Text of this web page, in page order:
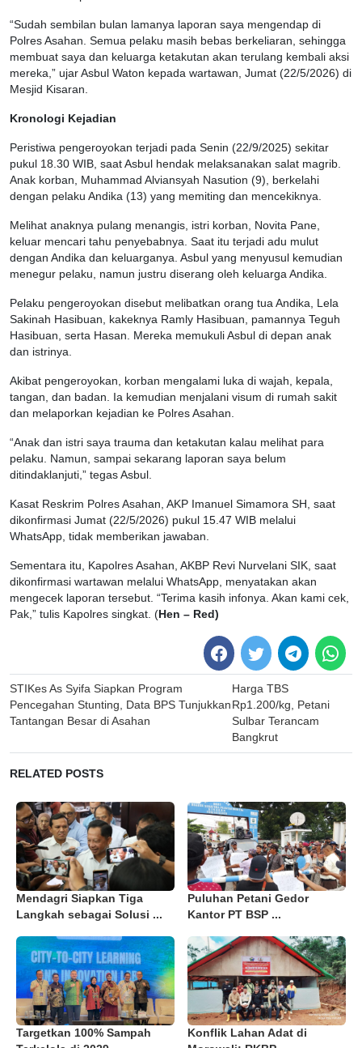
“Sudah sembilan bulan lamanya laporan saya mengendap di
Polres Asahan. Semua pelaku masih bebas berkeliaran, sehingga
membuat saya dan keluarga ketakutan akan terulang kembali aksi
mereka,” ujar Asbul Waton kepada wartawan, Jumat (22/5/2026) di
Mesjid Kisaran.
Kronologi Kejadian
Peristiwa pengeroyokan terjadi pada Senin (22/9/2025) sekitar
pukul 18.30 WIB, saat Asbul hendak melaksanakan salat magrib.
Anak korban, Muhammad Alviansyah Nasution (9), berkelahi
dengan pelaku Andika (13) yang memiting dan mencekiknya.
Melihat anaknya pulang menangis, istri korban, Novita Pane,
keluar mencari tahu penyebabnya. Saat itu terjadi adu mulut
dengan Andika dan keluarganya. Asbul yang menyusul kemudian
menegur pelaku, namun justru diserang oleh keluarga Andika.
Pelaku pengeroyokan disebut melibatkan orang tua Andika, Lela
Sakinah Hasibuan, kakeknya Ramly Hasibuan, pamannya Teguh
Hasibuan, serta Hasan. Mereka memukuli Asbul di depan anak
dan istrinya.
Akibat pengeroyokan, korban mengalami luka di wajah, kepala,
tangan, dan badan. Ia kemudian menjalani visum di rumah sakit
dan melaporkan kejadian ke Polres Asahan.
“Anak dan istri saya trauma dan ketakutan kalau melihat para
pelaku. Namun, sampai sekarang laporan saya belum
ditindaklanjuti,” tegas Asbul.
Kasat Reskrim Polres Asahan, AKP Imanuel Simamora SH, saat
dikonfirmasi Jumat (22/5/2026) pukul 15.47 WIB melalui
WhatsApp, tidak memberikan jawaban.
Sementara itu, Kapolres Asahan, AKBP Revi Nurvelani SIK, saat
dikonfirmasi wartawan melalui WhatsApp, menyatakan akan
mengecek laporan tersebut. “Terima kasih infonya. Akan kami cek,
Pak,” tulis Kapolres singkat. ( Hen – Red)
Post
navigation
STIKes As Syifa Siapkan Program
Pencegahan Stunting, Data BPS Tunjukkan
Tantangan Besar di Asahan
Harga TBS
Rp1.200/kg, Petani
Sulbar Terancam
Bangkrut
RELATED POSTS
Mendagri Siapkan Tiga
Langkah sebagai Solusi ...
Puluhan Petani Gedor
Kantor PT BSP ...
Targetkan 100% Sampah
Konflik Lahan Adat di